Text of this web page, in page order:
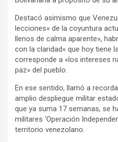
Destacó asimismo que
lecciones» de la coyuntura
llenos de calma aparente»,
con la claridad» que hoy tiene
corresponde a «los intereses
paz» del pueblo.
En ese sentido, llamó a
amplio despliegue militar
que ya suma 17 semanas, se
militares ‘Operación
territorio venezolano.